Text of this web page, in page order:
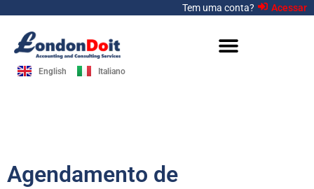
conteúdo
Tem uma conta? Acessar
English Italiano
Agendamento de